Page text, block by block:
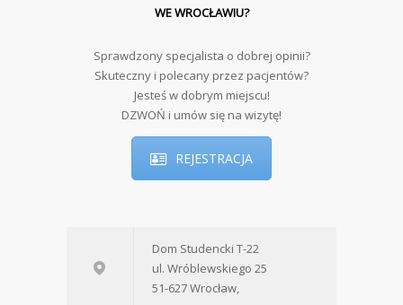
WE WROCŁAWIU?
Sprawdzony specjalista o dobrej opinii?
Skuteczny i polecany przez pacjentów?
Jesteś w dobrym miejscu!
DZWOŃ i umów się na wizytę!
REJESTRACJA
Dom Studencki T-22
ul. Wróblewskiego 25
51-627 Wrocław,